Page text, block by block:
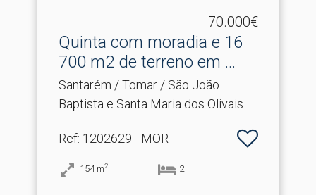
70.000€
Quinta com moradia e 16
700 m2 de terreno em .​..
Santarém / Tomar / São João
Baptista e Santa Maria dos Olivais
Ref: 1202629 - MOR
154 m2 2